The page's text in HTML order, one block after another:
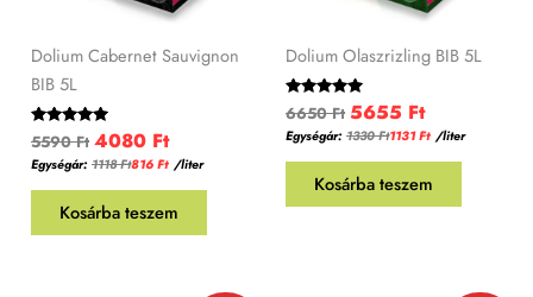
Dolium Cabernet Sauvignon
BIB 5L
Értékelés:
5.00
/ 5
5590Ft 4080 Ft
Egységár: 1118Ft816 Ft /liter
Kosárba teszem
Dolium Olaszrizling BIB 5L
Értékelés:
5.00
/ 5
6650Ft 5655 Ft
Egységár: 1330Ft1131Ft /liter
Kosárba teszem